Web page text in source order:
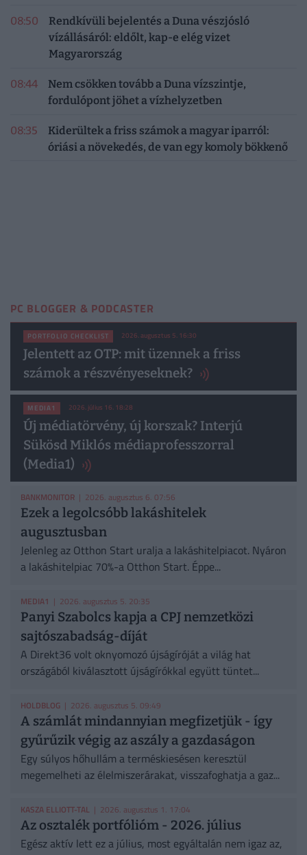
08:50
Rendkívüli bejelentés a Duna vészjósló
vízállásáról: eldőlt, kap-e elég vizet
Magyarország
08:44
Nem csökken tovább a Duna vízszintje,
fordulópont jöhet a vízhelyzetben
08:35
Kiderültek a friss számok a magyar iparról:
óriási a növekedés, de van egy komoly bökkenő
PC BLOGGER & PODCASTER
PORTFOLIO CHECKLIST 2026. augusztus 5. 16:30
Jelentett az OTP: mit üzennek a friss
számok a részvényeseknek?
MEDIA1 2026. július 16. 18:28
Új médiatörvény, új korszak? Interjú
Sükösd Miklós médiaprofesszorral
(Media1)
BANKMONITOR | 2026. augusztus 6. 07:56
Ezek a legolcsóbb lakáshitelek
augusztusban
Jelenleg az Otthon Start uralja a lakáshitelpiacot. Nyáron
a lakáshitelpiac 70%-a Otthon Start. Éppe...
MEDIA1 | 2026. augusztus 5. 20:35
Panyi Szabolcs kapja a CPJ nemzetközi
sajtószabadság-díját
A Direkt36 volt oknyomozó újságíróját a világ hat
országából kiválasztott újságírókkal együtt tüntet...
HOLDBLOG | 2026. augusztus 5. 09:49
A számlát mindannyian megfizetjük - így
gyűrűzik végig az aszály a gazdaságon
Egy súlyos hőhullám a terméskiesésen keresztül
megemelheti az élelmiszerárakat, visszafoghatja a gaz...
KASZA ELLIOTT-TAL | 2026. augusztus 1. 17:04
Az osztalék portfólióm - 2026. július
Egész aktív lett ez a július, most egyáltalán nem igaz az,